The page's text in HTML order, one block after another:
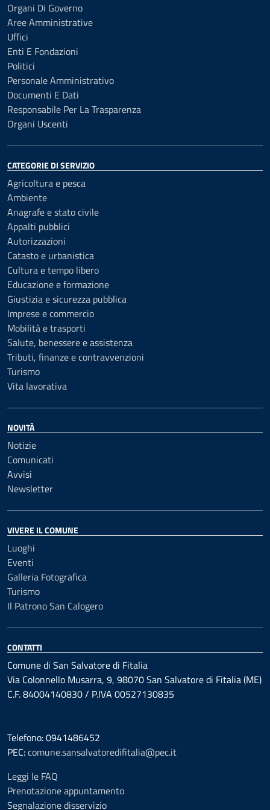
Organi Di Governo
Aree Amministrative
Uffici
Enti E Fondazioni
Politici
Personale Amministrativo
Documenti E Dati
Responsabile Per La Trasparenza
Organi Uscenti
CATEGORIE DI SERVIZIO
Agricoltura e pesca
Ambiente
Anagrafe e stato civile
Appalti pubblici
Autorizzazioni
Catasto e urbanistica
Cultura e tempo libero
Educazione e formazione
Giustizia e sicurezza pubblica
Imprese e commercio
Mobilità e trasporti
Salute, benessere e assistenza
Tributi, finanze e contravvenzioni
Turismo
Vita lavorativa
NOVITÀ
Notizie
Comunicati
Avvisi
Newsletter
VIVERE IL COMUNE
Luoghi
Eventi
Galleria Fotografica
Turismo
Il Patrono San Calogero
CONTATTI
Comune di San Salvatore di Fitalia
Via Colonnello Musarra, 9, 98070 San Salvatore di Fitalia (ME)
C.F. 84004140830 / P.IVA 00527130835
Telefono: 0941486452
PEC:comune.sansalvatoredifitalia@pec.it
Leggi le FAQ
Prenotazione appuntamento
Segnalazione disservizio